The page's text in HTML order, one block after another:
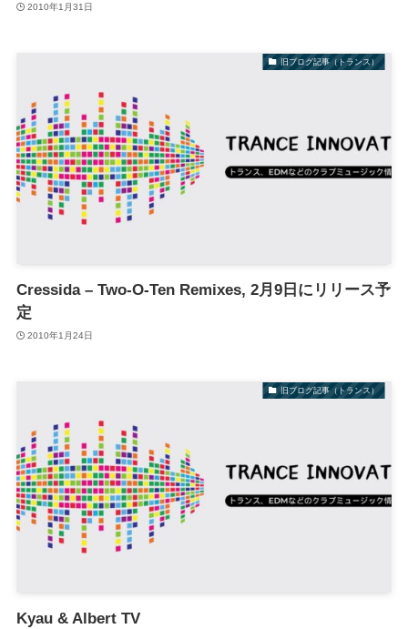
2010年1月31日
旧ブログ記事（トランス）
Cressida – Two-O-Ten Remixes, 2月9日にリリース予
定
2010年1月24日
旧ブログ記事（トランス）
Kyau & Albert TV